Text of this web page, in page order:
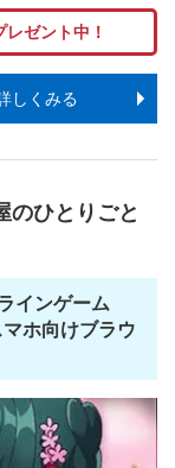
ゼント中！
しくみる
のひとりごと
インゲーム
ホ向けブラウ